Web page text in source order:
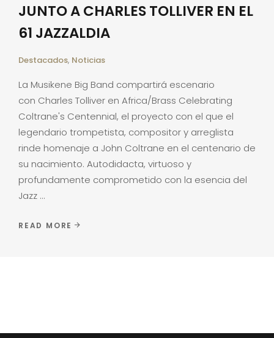
JUNTO A CHARLES TOLLIVER EN EL
61 JAZZALDIA
Destacados, Noticias
La Musikene Big Band compartirá escenario
con Charles Tolliver en Africa/Brass Celebrating
Coltrane's Centennial, el proyecto con el que el
legendario trompetista, compositor y arreglista
rinde homenaje a John Coltrane en el centenario de
su nacimiento. Autodidacta, virtuoso y
profundamente comprometido con la esencia del
Jazz
READ MORE